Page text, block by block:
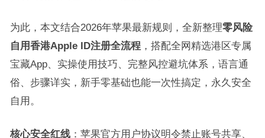
为此，本文结合2026年苹果最新规则，全新整理零风险
自用香港Apple ID注册全流程，搭配全网精选港区专属
宝藏App、实操使用技巧、完整风控避坑体系，语言通
俗、步骤详实，新手零基础也能一次性搞定，永久安全
自用。
核心安全红线：苹果官方用户协议明令禁止账号共享、